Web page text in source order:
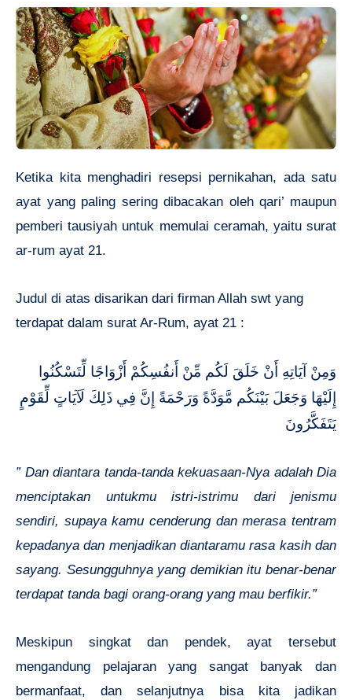
Ketika kita menghadiri resepsi pernikahan, ada satu
ayat yang paling sering dibacakan oleh qari’ maupun
pemberi tausiyah untuk memulai ceramah, yaitu surat
ar-rum ayat 21.
Judul di atas disarikan dari firman Allah swt yang
terdapat dalam surat Ar-Rum, ayat 21 :
وَمِنْ آيَاتِهِ أَنْ خَلَقَ لَكُم مِّنْ أَنفُسِكُمْ أَزْوَاجًا لِّتَسْكُنُوا
إِلَيْهَا وَجَعَلَ بَيْنَكُم مَّوَدَّةً وَرَحْمَةً إِنَّ فِي ذَلِكَ لَآيَاتٍ لِّقَوْمٍ
يَتَفَكَّرُونَ
” Dan diantara tanda-tanda kekuasaan-Nya adalah Dia
menciptakan untukmu istri-istrimu dari jenismu
sendiri, supaya kamu cenderung dan merasa tentram
kepadanya dan menjadikan diantaramu rasa kasih dan
sayang. Sesungguhnya yang demikian itu benar-benar
terdapat tanda bagi orang-orang yang mau berfikir.”
Meskipun singkat dan pendek, ayat tersebut
mengandung pelajaran yang sangat banyak dan
bermanfaat, dan selanjutnya bisa kita jadikan